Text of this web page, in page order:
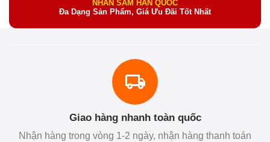
NHÂN SÂM HÀN QUỐC
Đa Dạng Sản Phẩm, Giá Ưu Đãi Tốt Nhất
Giao hàng nhanh toàn quốc
Nhận hàng trong vòng 1-2 ngày, nhận hàng thanh toán